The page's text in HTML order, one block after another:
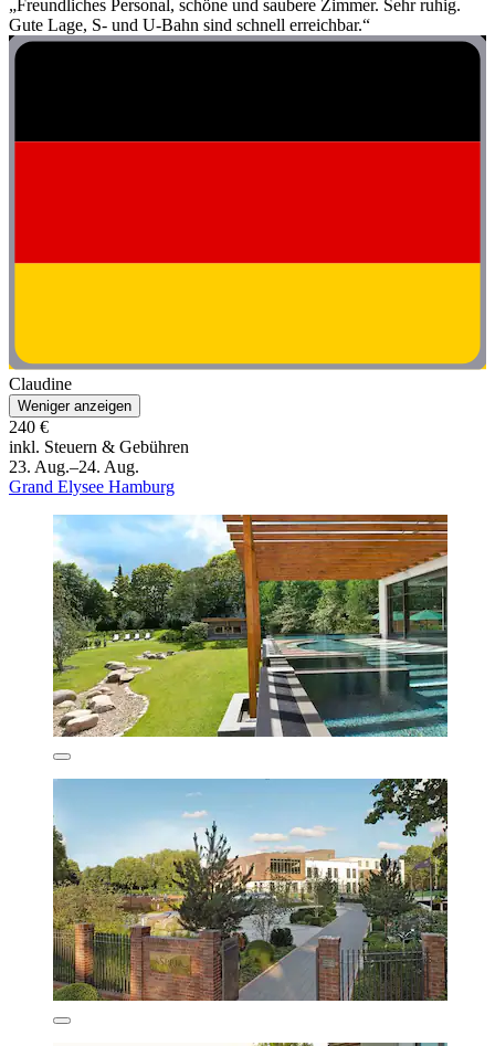
„Freundliches Personal, schöne und saubere Zimmer. Sehr ruhig.
Gute Lage, S- und U-Bahn sind schnell erreichbar.“
Claudine
Weniger anzeigen
240 €
inkl. Steuern & Gebühren
23. Aug.–24. Aug.
Grand Elysee Hamburg